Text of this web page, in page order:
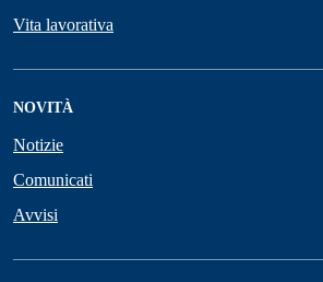
Vita lavorativa
NOVITÀ
Notizie
Comunicati
Avvisi